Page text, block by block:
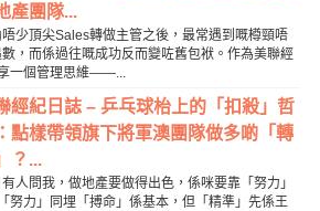
產團隊...
少頂尖Sales轉做主管之後，最常遇到嘅樽頸唔
，而係過往嘅成功反而變咗舊包袱。作為美聯經
一個管理思維——...
經紀日誌 – 乒乓球枱上的「扣殺」哲
點樣帶領旗下將軍澳團隊做多啲「轉
？...
人問我，做地產要做得出色，係咪要靠「努力」
努力」同埋「搏命」係基本，但「精準」先係王